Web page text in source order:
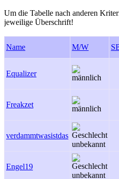
Um die Tabelle nach anderen
jeweilige Überschrift!
Name M/W
Equalizer
Freakzet
verdammtwasistdas
Engel19